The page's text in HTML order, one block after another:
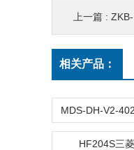
上一篇 : ZKB-
相关产品：
HF204S三